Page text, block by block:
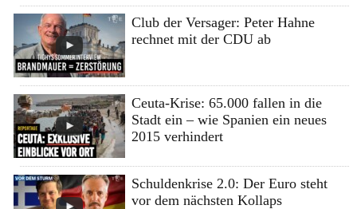
Club der Versager: Peter Hahne
rechnet mit der CDU ab
Ceuta-Krise: 65.000 fallen in die
Stadt ein – wie Spanien ein neues
2015 verhindert
Schuldenkrise 2.0: Der Euro steht
vor dem nächsten Kollaps